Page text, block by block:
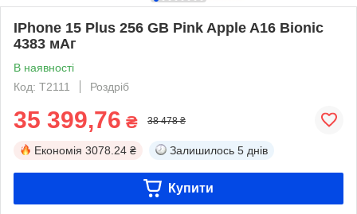
IPhone 15 Plus 256 GB Pink Apple A16 Bionic
4383 мАг
В наявності
Код: T2111
Роздріб
35 399,76 ₴ 38 478 ₴
Економія 3078.24 ₴ Залишилось 5 днів
Купити